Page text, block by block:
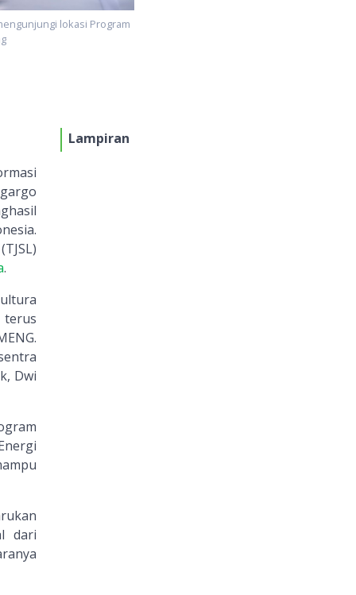
lokasi Program
.
Dwi
dari
Lampiran